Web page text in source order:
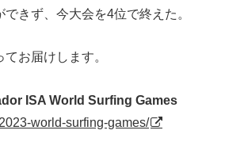
きず、今大会を4位で終えた。
お届けします。
ISA World Surfing Games
world-surfing-games/